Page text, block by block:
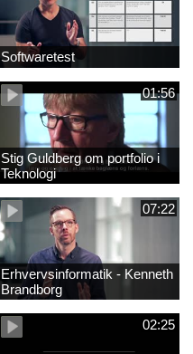
Softwaretest
01:56
Stig Guldberg om portfolio i
Teknologi
07:22
Erhvervsinformatik - Kenneth
Brandborg
02:25